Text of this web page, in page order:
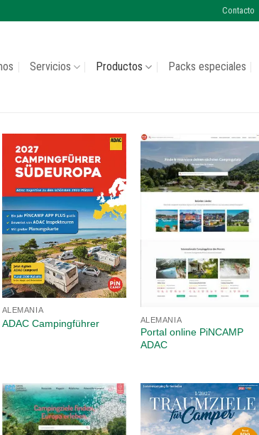
Contacto
Servicios Productos Packs especiales
ALEMANIA
ADAC Campingführer ALEMANIA
Portal online PiNCAMP
ADAC